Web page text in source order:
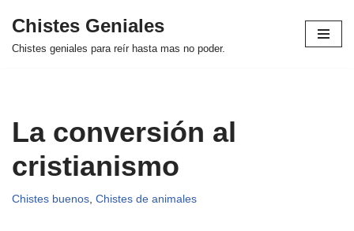
Saltar
Chistes Geniales
Chistes geniales para reír hasta mas no poder.
La conversión al
cristianismo
Chistes buenos, Chistes de animales